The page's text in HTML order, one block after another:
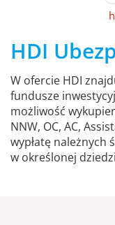
HDI
W ofercie HDI
fundusze
możliwość
NNW, OC, AC,
wypłatę należnych
w określonej